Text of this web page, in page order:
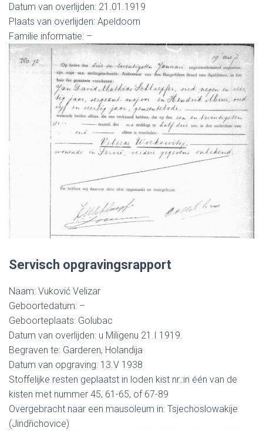
Datum van overlijden: 21.01.1919
Plaats van overlijden: Apeldoorn
Familie informatie: –
Servisch opgravingsrapport
Naam: Vuković Velizar
Geboortedatum: –
Geboorteplaats: Golubac
Datum van overlijden: u Miligenu 21.I 1919.
Begraven te: Garderen, Holandija
Datum van opgraving: 13.V 1938
Stoffelijke resten geplaatst in loden kist nr.:in één van de
kisten met nummer 45, 61-65, of 67-89
Overgebracht naar een mausoleum in: Tsjechoslowakije
(Jindřichovice)